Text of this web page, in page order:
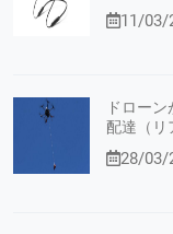
11/03/
ドロー
配達（リ
28/03/